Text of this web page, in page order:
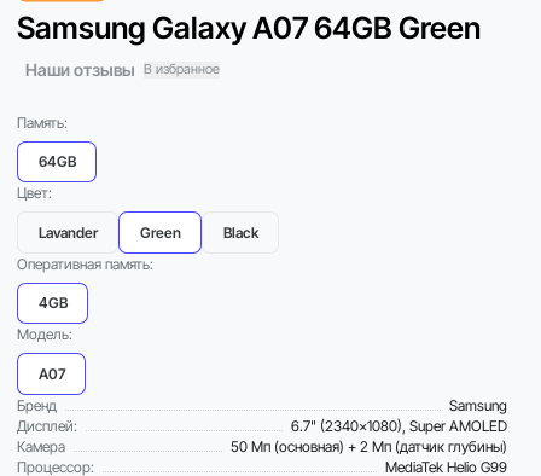
Samsung Galaxy A07 64GB Green
Наши отзывы В избранное
Память:
64GB
Цвет:
Lavander Green
Black
Оперативная память:
4GB
Модель:
A07
Бренд
Samsung
Дисплей:
6.7" (2340×1080), Super AMOLED
Камера
50 Мп (основная) + 2 Мп (датчик глубины)
Процессор:
MediaTek Helio G99